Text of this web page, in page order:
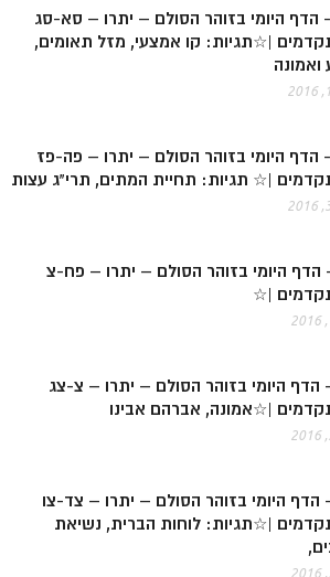
020- הדף היומי בזוהר הסולם – יתרו – סא-סג
|☆תגיות: קו אמצעי, מזל תאומים,
ואמונה
020- הדף היומי בזוהר הסולם – יתרו – פה-פז
|☆ תגיות: תחיית המתים, תרי"ג עצות
הדף היומי בזוהר הסולם – יתרו – פח-צ
|☆
022- הדף היומי בזוהר הסולם – יתרו – צ-צג
|☆אמונה, אברהם אבינו
023- הדף היומי בזוהר הסולם – יתרו – צד-צו
|☆תגיות: לוחות הברית, נשיאת